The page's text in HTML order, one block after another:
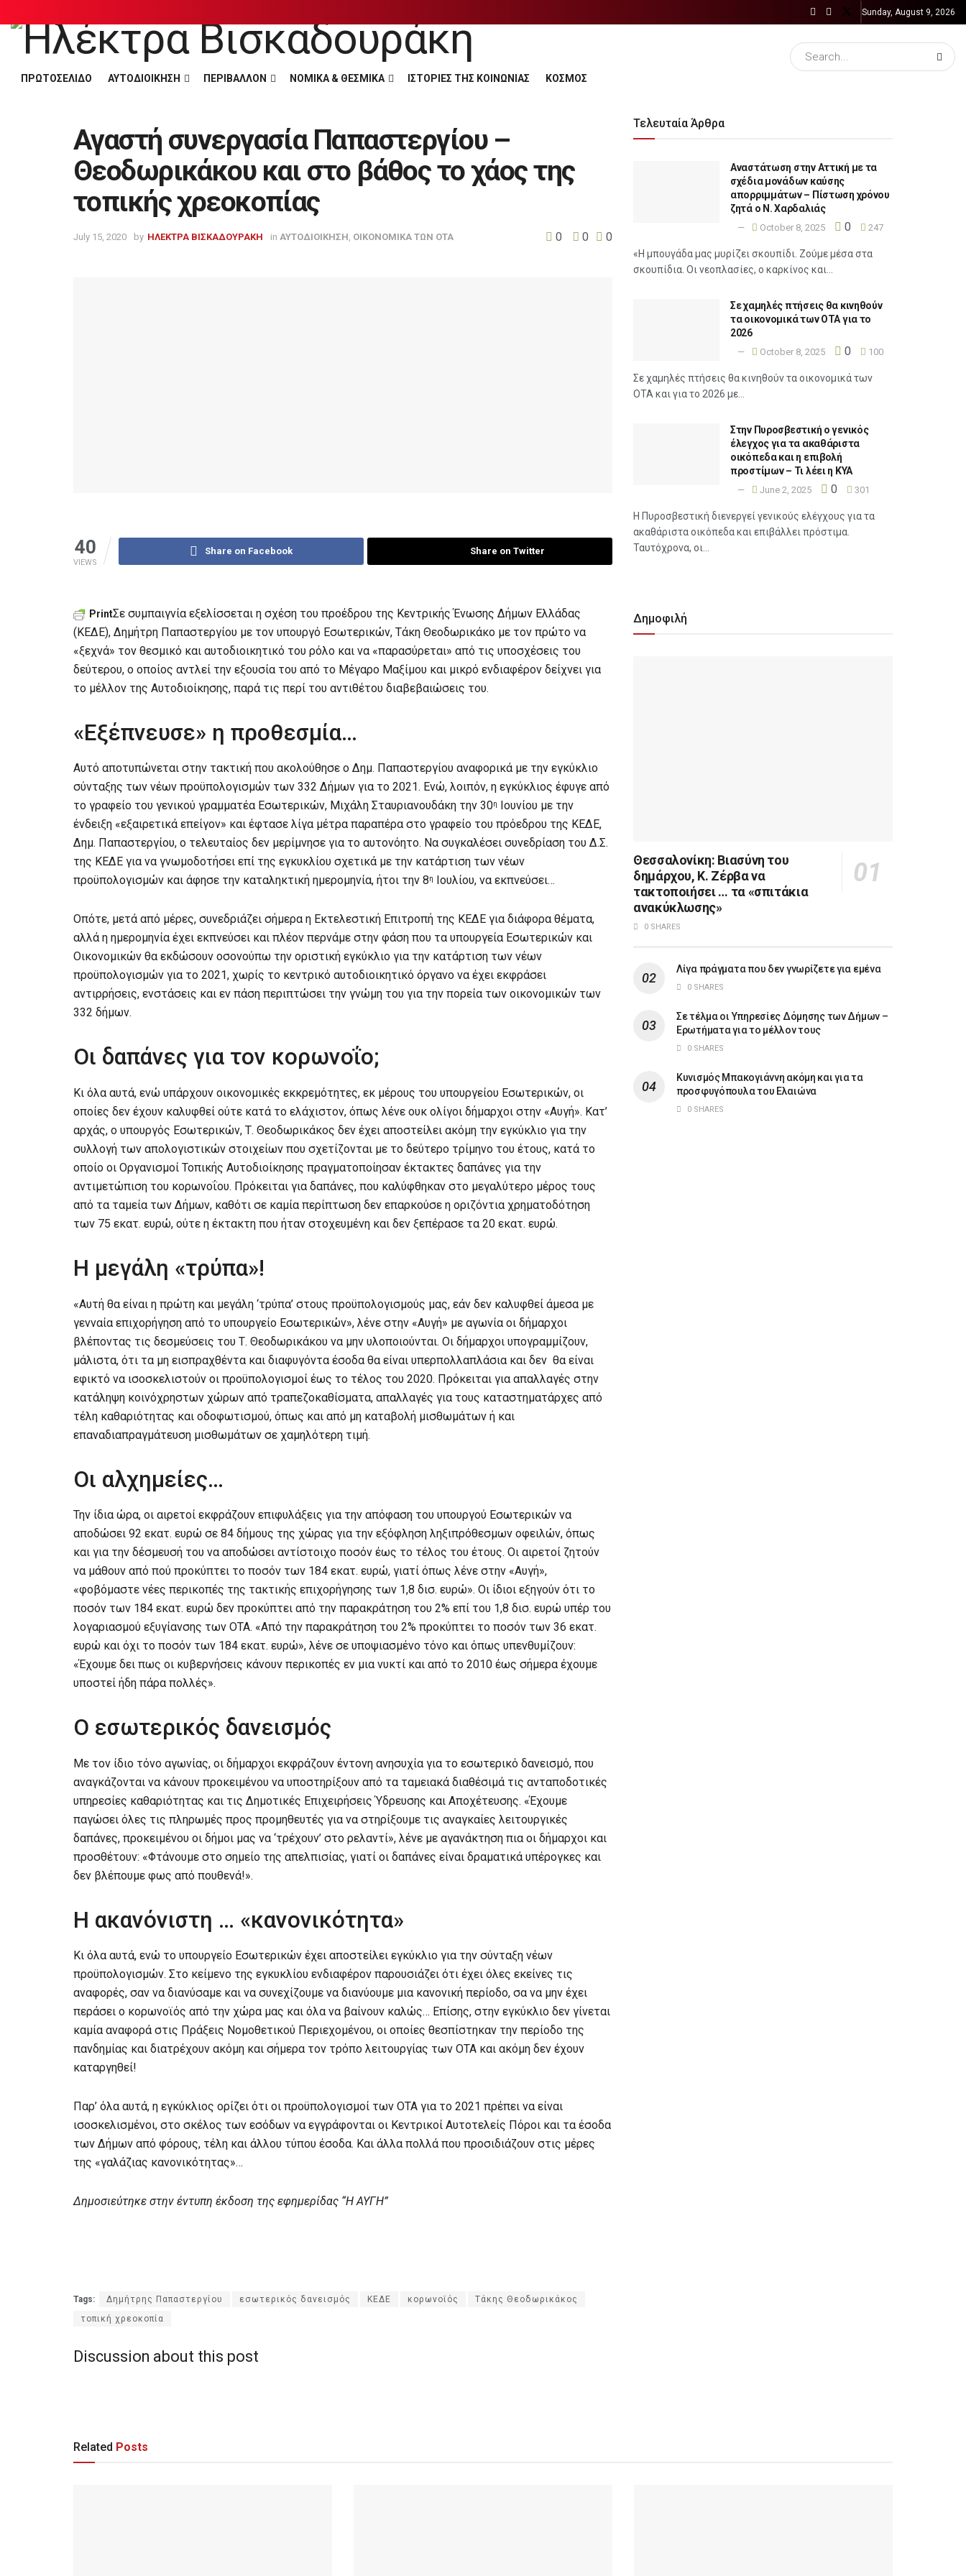
Sunday, August 9, 2026
ΠΡΩΤΟΣΕΛΙΔΟ ΑΥΤΟΔΙΟΙΚΗΣΗ ΠΕΡΙΒΑΛΛΟΝ ΝΟΜΙΚΑ & ΘΕΣΜΙΚΑ ΙΣΤΟΡΙΕΣ ΤΗΣ ΚΟΙΝΩΝΙΑΣ ΚΟΣΜΟΣ
Αγαστή συνεργασία Παπαστεργίου –
Θεοδωρικάκου και στο βάθος το χάος της
τοπικής χρεοκοπίας
July 15, 2020 by ΗΛΕΚΤΡΑ ΒΙΣΚΑΔΟΥΡΑΚΗ in ΑΥΤΟΔΙΟΙΚΗΣΗ ΟΙΚΟΝΟΜΙΚΑ ΤΩΝ ΟΤΑ 0 0 0
40
VIEWS
Share on Facebook Share on Twitter
PrintΣε συμπαιγνία εξελίσσεται η σχέση του προέδρου της Κεντρικής Ένωσης Δήμων Ελλάδας
(ΚΕΔΕ), Δημήτρη Παπαστεργίου με τον υπουργό Εσωτερικών, Τάκη Θεοδωρικάκο με τον πρώτο να
«ξεχνά» τον θεσμικό και αυτοδιοικητικό του ρόλο και να «παρασύρεται» από τις υποσχέσεις του
δεύτερου, ο οποίος αντλεί την εξουσία του από το Μέγαρο Μαξίμου και μικρό ενδιαφέρον δείχνει για
το μέλλον της Αυτοδιοίκησης, παρά τις περί του αντιθέτου διαβεβαιώσεις του.
«Εξέπνευσε» η προθεσμία…
Αυτό αποτυπώνεται στην τακτική που ακολούθησε ο Δημ. Παπαστεργίου αναφορικά με την εγκύκλιο
σύνταξης των νέων προϋπολογισμών των 332 Δήμων για το 2021. Ενώ, λοιπόν, η εγκύκλιος έφυγε από
το γραφείο του γενικού γραμματέα Εσωτερικών, Μιχάλη Σταυριανουδάκη την 30η
Ιουνίου με την
ένδειξη «εξαιρετικά επείγον» και έφτασε λίγα μέτρα παραπέρα στο γραφείο του πρόεδρου της ΚΕΔΕ,
Δημ. Παπαστεργίου, ο τελευταίος δεν μερίμνησε για το αυτονόητο. Να συγκαλέσει συνεδρίαση του Δ.Σ.
της ΚΕΔΕ για να γνωμοδοτήσει επί της εγκυκλίου σχετικά με την κατάρτιση των νέων
προϋπολογισμών και άφησε την καταληκτική ημερομηνία, ήτοι την 8η Ιουλίου, να εκπνεύσει…
Οπότε, μετά από μέρες, συνεδριάζει σήμερα η Εκτελεστική Επιτροπή της ΚΕΔΕ για διάφορα θέματα,
αλλά η ημερομηνία έχει εκπνεύσει και πλέον περνάμε στην φάση που τα υπουργεία Εσωτερικών και
Οικονομικών θα εκδώσουν οσονούπω την οριστική εγκύκλιο για την κατάρτιση των νέων
προϋπολογισμών για το 2021, χωρίς το κεντρικό αυτοδιοικητικό όργανο να έχει εκφράσει
αντιρρήσεις, ενστάσεις και εν πάση περιπτώσει την γνώμη του για την πορεία των οικονομικών των
332 δήμων.
Οι δαπάνες για τον κορωνοΐο;
Κι όλα αυτά, ενώ υπάρχουν οικονομικές εκκρεμότητες, εκ μέρους του υπουργείου Εσωτερικών, οι
οποίες δεν έχουν καλυφθεί ούτε κατά το ελάχιστον, όπως λένε ουκ ολίγοι δήμαρχοι στην «Αυγή». Κατ’
αρχάς, ο υπουργός Εσωτερικών, Τ. Θεοδωρικάκος δεν έχει αποστείλει ακόμη την εγκύκλιο για την
συλλογή των απολογιστικών στοιχείων που σχετίζονται με το δεύτερο τρίμηνο του έτους, κατά το
οποίο οι Οργανισμοί Τοπικής Αυτοδιοίκησης πραγματοποίησαν έκτακτες δαπάνες για την
αντιμετώπιση του κορωνοΐου. Πρόκειται για δαπάνες, που καλύφθηκαν στο μεγαλύτερο μέρος τους
από τα ταμεία των Δήμων, καθότι σε καμία περίπτωση δεν επαρκούσε η οριζόντια χρηματοδότηση
των 75 εκατ. ευρώ, ούτε η έκτακτη που ήταν στοχευμένη και δεν ξεπέρασε τα 20 εκατ. ευρώ.
Η μεγάλη «τρύπα»!
«Αυτή θα είναι η πρώτη και μεγάλη ‘τρύπα’ στους προϋπολογισμούς μας, εάν δεν καλυφθεί άμεσα με
γενναία επιχορήγηση από το υπουργείο Εσωτερικών», λένε στην «Αυγή» με αγωνία οι δήμαρχοι
βλέποντας τις δεσμεύσεις του Τ. Θεοδωρικάκου να μην υλοποιούνται. Οι δήμαρχοι υπογραμμίζουν,
μάλιστα, ότι τα μη εισπραχθέντα και διαφυγόντα έσοδα θα είναι υπερπολλαπλάσια και δεν θα είναι
εφικτό να ισοσκελιστούν οι προϋπολογισμοί έως το τέλος του 2020. Πρόκειται για απαλλαγές στην
κατάληψη κοινόχρηστων χώρων από τραπεζοκαθίσματα, απαλλαγές για τους καταστηματάρχες από
τέλη καθαριότητας και οδοφωτισμού, όπως και από μη καταβολή μισθωμάτων ή και
επαναδιαπραγμάτευση μισθωμάτων σε χαμηλότερη τιμή.
Οι αλχημείες…
Την ίδια ώρα, οι αιρετοί εκφράζουν επιφυλάξεις για την απόφαση του υπουργού Εσωτερικών να
αποδώσει 92 εκατ. ευρώ σε 84 δήμους της χώρας για την εξόφληση ληξιπρόθεσμων οφειλών, όπως
και για την δέσμευσή του να αποδώσει αντίστοιχο ποσόν έως το τέλος του έτους. Οι αιρετοί ζητούν
να μάθουν από πού προκύπτει το ποσόν των 184 εκατ. ευρώ, γιατί όπως λένε στην «Αυγή»,
«φοβόμαστε νέες περικοπές της τακτικής επιχορήγησης των 1,8 δισ. ευρώ». Οι ίδιοι εξηγούν ότι το
ποσόν των 184 εκατ. ευρώ δεν προκύπτει από την παρακράτηση του 2% επί του 1,8 δισ. ευρώ υπέρ του
λογαριασμού εξυγίανσης των ΟΤΑ. «Από την παρακράτηση του 2% προκύπτει το ποσόν των 36 εκατ.
ευρώ και όχι το ποσόν των 184 εκατ. ευρώ», λένε σε υποψιασμένο τόνο και όπως υπενθυμίζουν:
«Έχουμε δει πως οι κυβερνήσεις κάνουν περικοπές εν μια νυκτί και από το 2010 έως σήμερα έχουμε
υποστεί ήδη πάρα πολλές».
Ο εσωτερικός δανεισμός
Με τον ίδιο τόνο αγωνίας, οι δήμαρχοι εκφράζουν έντονη ανησυχία για το εσωτερικό δανεισμό, που
αναγκάζονται να κάνουν προκειμένου να υποστηρίξουν από τα ταμειακά διαθέσιμά τις ανταποδοτικές
υπηρεσίες καθαριότητας και τις Δημοτικές Επιχειρήσεις Ύδρευσης και Αποχέτευσης. «Έχουμε
παγώσει όλες τις πληρωμές προς προμηθευτές για να στηρίξουμε τις αναγκαίες λειτουργικές
δαπάνες, προκειμένου οι δήμοι μας να ‘τρέχουν’ στο ρελαντί», λένε με αγανάκτηση πια οι δήμαρχοι και
προσθέτουν: «Φτάνουμε στο σημείο της απελπισίας, γιατί οι δαπάνες είναι δραματικά υπέρογκες και
δεν βλέπουμε φως από πουθενά!».
Η ακανόνιστη … «κανονικότητα»
Κι όλα αυτά, ενώ το υπουργείο Εσωτερικών έχει αποστείλει εγκύκλιο για την σύνταξη νέων
προϋπολογισμών. Στο κείμενο της εγκυκλίου ενδιαφέρον παρουσιάζει ότι έχει όλες εκείνες τις
αναφορές, σαν να διανύσαμε και να συνεχίζουμε να διανύουμε μια κανονική περίοδο, σα να μην έχει
περάσει ο κορωνοϊός από την χώρα μας και όλα να βαίνουν καλώς… Επίσης, στην εγκύκλιο δεν γίνεται
καμία αναφορά στις Πράξεις Νομοθετικού Περιεχομένου, οι οποίες θεσπίστηκαν την περίοδο της
πανδημίας και διατρέχουν ακόμη και σήμερα τον τρόπο λειτουργίας των ΟΤΑ και ακόμη δεν έχουν
καταργηθεί!
Παρ’ όλα αυτά, η εγκύκλιος ορίζει ότι οι προϋπολογισμοί των ΟΤΑ για το 2021 πρέπει να είναι
ισοσκελισμένοι, στο σκέλος των εσόδων να εγγράφονται οι Κεντρικοί Αυτοτελείς Πόροι και τα έσοδα
των Δήμων από φόρους, τέλη και άλλου τύπου έσοδα. Και άλλα πολλά που προσιδιάζουν στις μέρες
της «γαλάζιας κανονικότητας»…
Δημοσιεύτηκε στην έντυπη έκδοση της εφημερίδας “Η ΑΥΓΗ”
Tags: Δημήτρης Παπαστεργίου εσωτερικός δανεισμός ΚΕΔΕ κορωνοϊός
Τάκης Θεοδωρικάκος
τοπική χρεοκοπία
Discussion about this post
Τελευταία Άρθρα
Αναστάτωση στην Αττική με τα
σχέδια μονάδων καύσης
απορριμμάτων – Πίστωση χρόνου
ζητά ο Ν. Χαρδαλιάς
October 8, 2025 0 247
«Η μπουγάδα μας μυρίζει σκουπίδι. Ζούμε μέσα στα
σκουπίδια. Οι νεοπλασίες, ο καρκίνος και...
Σε χαμηλές πτήσεις θα κινηθούν
τα οικονομικά των ΟΤΑ για το
2026
October 8, 2025 0 100
Σε χαμηλές πτήσεις θα κινηθούν τα οικονομικά των
ΟΤΑ και για το 2026 με...
Στην Πυροσβεστική ο γενικός
έλεγχος για τα ακαθάριστα
οικόπεδα και η επιβολή
προστίμων – Τι λέει η ΚΥΑ
June 2, 2025 0 301
Η Πυροσβεστική διενεργεί γενικούς ελέγχους για τα
ακαθάριστα οικόπεδα και επιβάλλει πρόστιμα.
Ταυτόχρονα, οι...
Δημοφιλή
Θεσσαλονίκη: Βιασύνη του
δημάρχου, Κ. Ζέρβα να
τακτοποιήσει … τα «σπιτάκια
ανακύκλωσης»
0 SHARES
Λίγα πράγματα που δεν γνωρίζετε για εμένα
0 SHARES
Σε τέλμα οι Υπηρεσίες Δόμησης των Δήμων –
Ερωτήματα για το μέλλον τους
0 SHARES
Κυνισμός Μπακογιάννη ακόμη και για τα
προσφυγόπουλα του Ελαιώνα
0 SHARES
Related Posts